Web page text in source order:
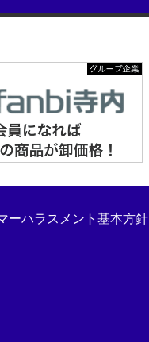
ーハラスメント基本方針